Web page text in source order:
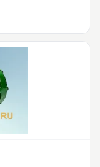
в экстремальных